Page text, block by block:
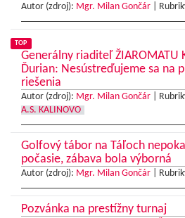
Autor (zdroj): Mgr. Milan Gončár
TOP
Generálny riaditeľ ŽIAROMATU
Ďurian: Nesústreďujeme sa na
riešenia
Autor (zdroj): Mgr. Milan Gončár
A.S. KALINOVO
Golfový tábor na Táľoch
počasie, zábava bola výborná
Autor (zdroj): Mgr. Milan Gončár
Pozvánka na prestížny turnaj